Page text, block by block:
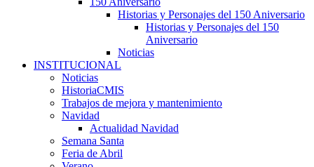
Historias y Personajes del 150 Aniversario
Historias y Personajes del 150
Aniversario
Noticias
INSTITUCIONAL
Noticias
HistoriaCMIS
Trabajos de mejora y mantenimiento
Navidad
Actualidad Navidad
Semana Santa
Feria de Abril